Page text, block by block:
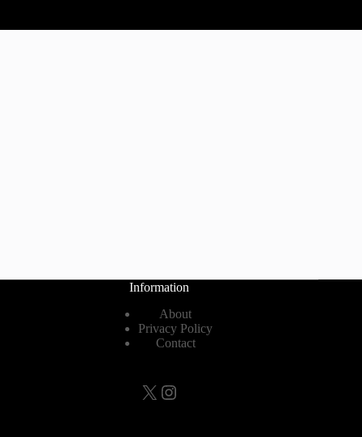
Information
About
Privacy Policy
Contact
X Instagram